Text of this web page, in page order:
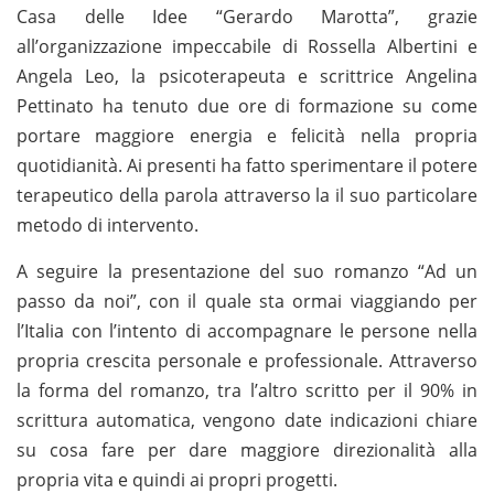
Casa delle Idee “Gerardo Marotta”, grazie
all’organizzazione impeccabile di Rossella Albertini e
Angela Leo, la psicoterapeuta e scrittrice Angelina
Pettinato ha tenuto due ore di formazione su come
portare maggiore energia e felicità nella propria
quotidianità. Ai presenti ha fatto sperimentare il potere
terapeutico della parola attraverso la il suo particolare
metodo di intervento.
A seguire la presentazione del suo romanzo “Ad un
passo da noi”, con il quale sta ormai viaggiando per
l’Italia con l’intento di accompagnare le persone nella
propria crescita personale e professionale. Attraverso
la forma del romanzo, tra l’altro scritto per il 90% in
scrittura automatica, vengono date indicazioni chiare
su cosa fare per dare maggiore direzionalità alla
propria vita e quindi ai propri progetti.